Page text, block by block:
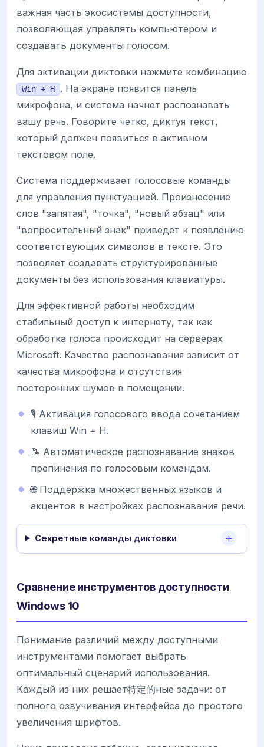
важная часть экосистемы доступности,
позволяющая управлять компьютером и
создавать документы голосом.
Для активации диктовки нажмите комбинацию
Win + H
. На экране появится панель
микрофона, и система начнет распознавать
вашу речь. Говорите четко, диктуя текст,
который должен появиться в активном
текстовом поле.
Система поддерживает голосовые команды
для управления пунктуацией. Произнесение
слов "запятая", "точка", "новый абзац" или
"вопросительный знак" приведет к появлению
соответствующих символов в тексте. Это
позволяет создавать структурированные
документы без использования клавиатуры.
Для эффективной работы необходим
стабильный доступ к интернету, так как
обработка голоса происходит на серверах
Microsoft. Качество распознавания зависит от
качества микрофона и отсутствия
посторонних шумов в помещении.
🎙️ Активация голосового ввода сочетанием
клавиш Win + H.
📝 Автоматическое распознавание знаков
препинания по голосовым командам.
🌐 Поддержка множественных языков и
акцентов в настройках распознавания речи.
Секретные команды диктовки
Сравнение инструментов доступности
Windows 10
Понимание различий между доступными
инструментами помогает выбрать
оптимальный сценарий использования.
Каждый из них решает特定的ные задачи: от
полного озвучивания интерфейса до простого
увеличения шрифтов.